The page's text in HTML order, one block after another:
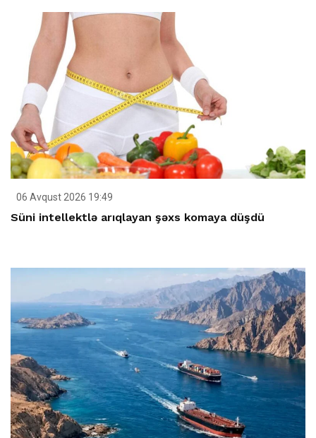
06 Avqust 2026 19:49
Süni intellektlə arıqlayan şəxs komaya düşdü